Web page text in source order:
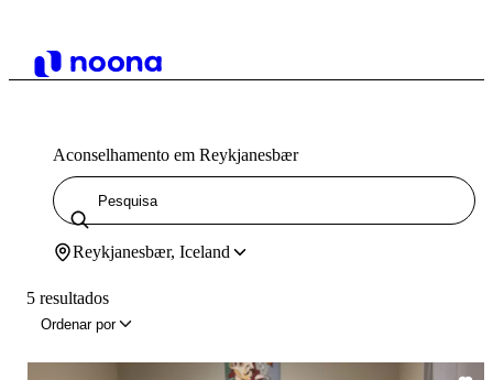
Aconselhamento em Reykjanesbær
Reykjanesbær, Iceland
5 resultados
Ordenar por